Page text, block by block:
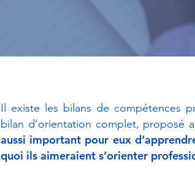
Il existe les bilans de compétences
bilan d’orientation complet, proposé
aussi important pour eux
quoi ils aimeraient s’orienter